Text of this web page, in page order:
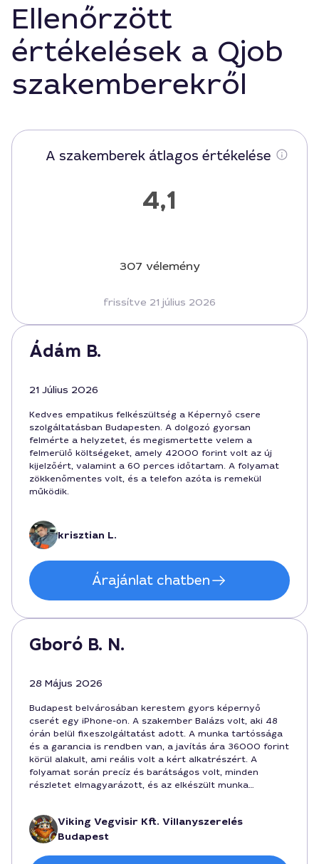
Ellenőrzött
értékelések a Qjob
szakemberekről
A szakemberek átlagos értékelése
4,1
307 vélemény
frissítve 21 július 2026
Ádám B.
21 Július 2026
Kedves empatikus felkészültség a Képernyő csere
szolgáltatásban Budapesten. A dolgozó gyorsan
felmérte a helyzetet, és megismertette velem a
felmerülő költségeket, amely 42000 forint volt az új
kijelzőért, valamint a 60 perces időtartam. A folyamat
zökkenőmentes volt, és a telefon azóta is remekül
működik.
krisztian L.
Árajánlat chatben
Gboró B. N.
28 Május 2026
Budapest belvárosában kerestem gyors képernyő
cserét egy iPhone-on. A szakember Balázs volt, aki 48
órán belül fixeszolgáltatást adott. A munka tartóssága
és a garancia is rendben van, a javítás ára 36000 forint
körül alakult, ami reális volt a kért alkatrészért. A
folyamat során precíz és barátságos volt, minden
részletet elmagyarázott, és az elkészült munka
Viking Vegvisir Kft. Villanyszerelés
Budapest